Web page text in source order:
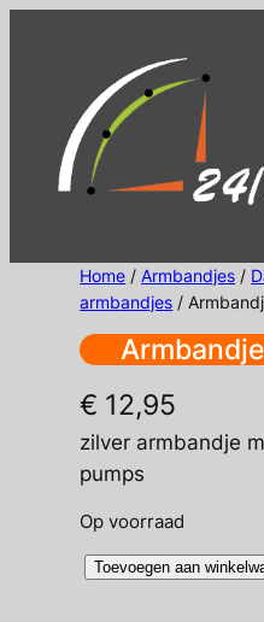
Home / Armbandjes /
armbandjes /
€ 12,95
zilver armbandje
pumps
Op voorraad
Armbandje
Toevoegen aan